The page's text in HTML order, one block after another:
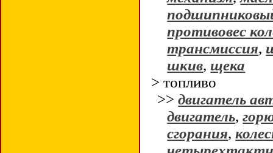
противовес
трансмиссия,
шкив, щека
> топливо
>>двигатель
двигатель,
сгорания,